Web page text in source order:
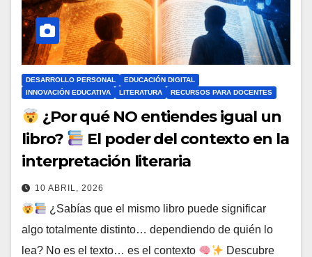
DESARROLLO PERSONAL
EDUCACIÓN DIGITAL
INNOVACIÓN EDUCATIVA
LITERATURA RECURSOS PARA DOCENTES
¿Por qué NO entiendes igual un
libro?
El poder del contexto en la
interpretación literaria
10 ABRIL, 2026
¿Sabías que el mismo libro puede significar
algo totalmente distinto… dependiendo de quién lo
lea? No es el texto… es el contexto
Descubre